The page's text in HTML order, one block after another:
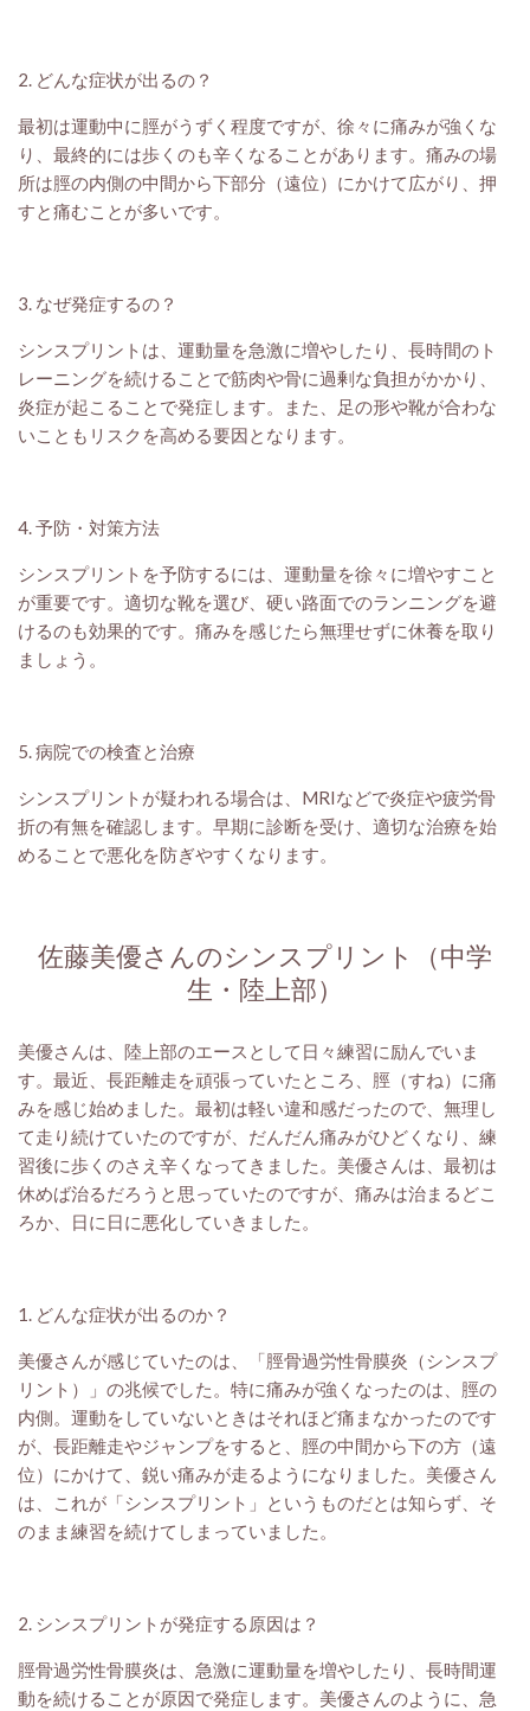
2. どんな症状が出るの？
最初は運動中に脛がうずく程度ですが、徐々に痛みが強くな
り、最終的には歩くのも辛くなることがあります。痛みの場
所は脛の内側の中間から下部分（遠位）にかけて広がり、押
すと痛むことが多いです。
3. なぜ発症するの？
シンスプリントは、運動量を急激に増やしたり、長時間のト
レーニングを続けることで筋肉や骨に過剰な負担がかかり、
炎症が起こることで発症します。また、足の形や靴が合わな
いこともリスクを高める要因となります。
4. 予防・対策方法
シンスプリントを予防するには、運動量を徐々に増やすこと
が重要です。適切な靴を選び、硬い路面でのランニングを避
けるのも効果的です。痛みを感じたら無理せずに休養を取り
ましょう。
5. 病院での検査と治療
シンスプリントが疑われる場合は、MRIなどで炎症や疲労骨
折の有無を確認します。早期に診断を受け、適切な治療を始
めることで悪化を防ぎやすくなります。
佐藤美優さんのシンスプリント（中学
生・陸上部）
美優さんは、陸上部のエースとして日々練習に励んでいま
す。最近、長距離走を頑張っていたところ、脛（すね）に痛
みを感じ始めました。最初は軽い違和感だったので、無理し
て走り続けていたのですが、だんだん痛みがひどくなり、練
習後に歩くのさえ辛くなってきました。美優さんは、最初は
休めば治るだろうと思っていたのですが、痛みは治まるどこ
ろか、日に日に悪化していきました。
1. どんな症状が出るのか？
美優さんが感じていたのは、「脛骨過労性骨膜炎（シンスプ
リント）」の兆候でした。特に痛みが強くなったのは、脛の
内側。運動をしていないときはそれほど痛まなかったのです
が、長距離走やジャンプをすると、脛の中間から下の方（遠
位）にかけて、鋭い痛みが走るようになりました。美優さん
は、これが「シンスプリント」というものだとは知らず、そ
のまま練習を続けてしまっていました。
2. シンスプリントが発症する原因は？
脛骨過労性骨膜炎は、急激に運動量を増やしたり、長時間運
動を続けることが原因で発症します。美優さんのように、急